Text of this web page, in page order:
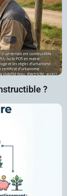
?